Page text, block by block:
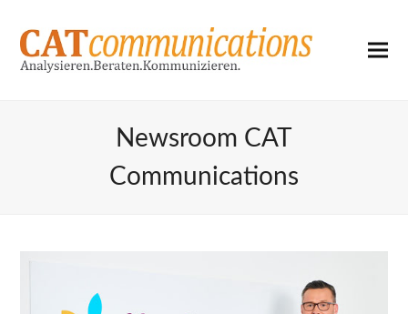
Newsroom CAT
Communications